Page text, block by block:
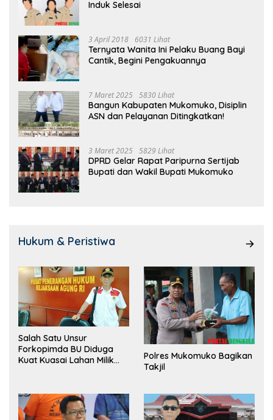
Induk Selesai
3 April 2018 6031 Lihat
Ternyata Wanita Ini Pelaku Buang Bayi
Cantik, Begini Pengakuannya
7 Maret 2025 5830 Lihat
Bangun Kabupaten Mukomuko, Disiplin
ASN dan Pelayanan Ditingkatkan!
3 Maret 2025 5829 Lihat
DPRD Gelar Rapat Paripurna Sertijab
Bupati dan Wakil Bupati Mukomuko
Hukum & Peristiwa
Salah Satu Unsur
Forkopimda BU Diduga
Kuat Kuasai Lahan Milik
Polres Mukomuko Bagikan
Takjil